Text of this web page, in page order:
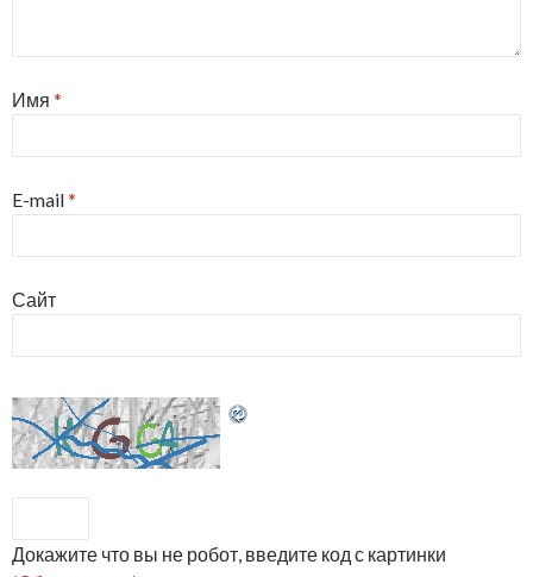
Имя *
E-mail*
Сайт
Докажите что вы не робот, введите код с картинки